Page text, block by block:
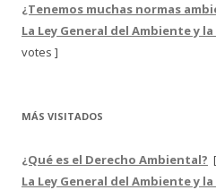
¿Tenemos muchas normas
La Ley General del Ambiente y
votes ]
MÁS VISITADOS
¿Qué es el Derecho Ambiental?
La Ley General del Ambiente y